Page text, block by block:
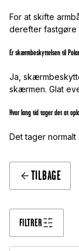
For at skifte
derefter fastgøre
Er skærmbeskyttelsen til
Ja,
skærmen. Glat
Hvor lang tid tager det at
Det tager
TILBAGE
FILTRER